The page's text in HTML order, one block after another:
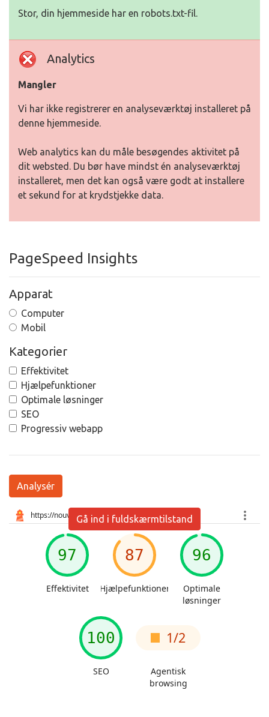
Stor, din hjemmeside har en robots.txt-fil.
Analytics
Mangler
Vi har ikke registrerer en analyseværktøj installeret på
denne hjemmeside.
Web analytics kan du måle besøgendes aktivitet på
dit websted. Du bør have mindst én analyseværktøj
installeret, men det kan også være godt at installere
et sekund for at krydstjekke data.
PageSpeed Insights
Apparat
Computer
Mobil
Kategorier
Effektivitet
Hjælpefunktioner
Optimale løsninger
SEO
Progressiv webapp
Analysér
Gå ind i fuldskærmtilstand